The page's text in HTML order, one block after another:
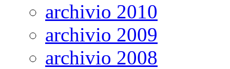
archivio 2010
archivio 2009
archivio 2008